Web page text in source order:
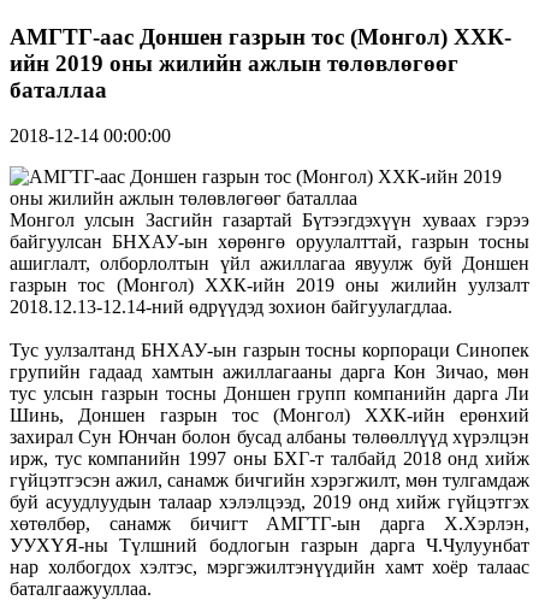
АМГТГ-аас Доншен газрын тос (Монгол) ХХК-
ийн 2019 оны жилийн ажлын төлөвлөгөөг
баталлаа
2018-12-14 00:00:00
Монгол улсын Засгийн газартай Бүтээгдэхүүн хуваах гэрээ
байгуулсан БНХАУ-ын хөрөнгө оруулалттай, газрын тосны
ашиглалт, олборлолтын үйл ажиллагаа явуулж буй Доншен
газрын тос (Монгол) ХХК-ийн 2019 оны жилийн уулзалт
2018.12.13-12.14-ний өдрүүдэд зохион байгуулагдлаа.
Тус уулзалтанд БНХАУ-ын газрын тосны корпораци Синопек
групийн гадаад хамтын ажиллагааны дарга Кон Зичао, мөн
тус улсын газрын тосны Доншен групп компанийн дарга Ли
Шинь, Доншен газрын тос (Монгол) ХХК-ийн ерөнхий
захирал Сун Юнчан болон бусад албаны төлөөллүүд хүрэлцэн
ирж, тус компанийн 1997 оны БХГ-т талбайд 2018 онд хийж
гүйцэтгэсэн ажил, санамж бичгийн хэрэгжилт, мөн тулгамдаж
буй асуудлуудын талаар хэлэлцээд, 2019 онд хийж гүйцэтгэх
хөтөлбөр, санамж бичигт АМГТГ-ын дарга Х.Хэрлэн,
УУХҮЯ-ны Түлшний бодлогын газрын дарга Ч.Чулуунбат
нар холбогдох хэлтэс, мэргэжилтэнүүдийн хамт хоёр талаас
баталгаажууллаа.